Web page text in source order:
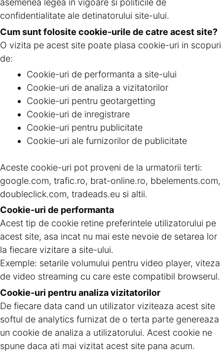
asemenea legea in vigoare si politicile de
confidentialitate ale detinatorului site-ului.
Cum sunt folosite cookie-urile de catre acest site?
O vizita pe acest site poate plasa cookie-uri in scopuri
de:
Cookie-uri de performanta a site-ului
Cookie-uri de analiza a vizitatorilor
Cookie-uri pentru geotargetting
Cookie-uri de inregistrare
Cookie-uri pentru publicitate
Cookie-uri ale furnizorilor de publicitate
Aceste cookie-uri pot proveni de la urmatorii terti:
google.com, trafic.ro, brat-online.ro, bbelements.com,
doubleclick.com, tradeads.eu si altii.
Cookie-uri de performanta
Acest tip de cookie retine preferintele utilizatorului pe
acest site, asa incat nu mai este nevoie de setarea lor
la fiecare vizitare a site-ului.
Exemple: setarile volumului pentru video player, viteza
de video streaming cu care este compatibil browserul.
Cookie-uri pentru analiza vizitatorilor
De fiecare data cand un utilizator viziteaza acest site
softul de analytics furnizat de o terta parte genereaza
un cookie de analiza a utilizatorului. Acest cookie ne
spune daca ati mai vizitat acest site pana acum.